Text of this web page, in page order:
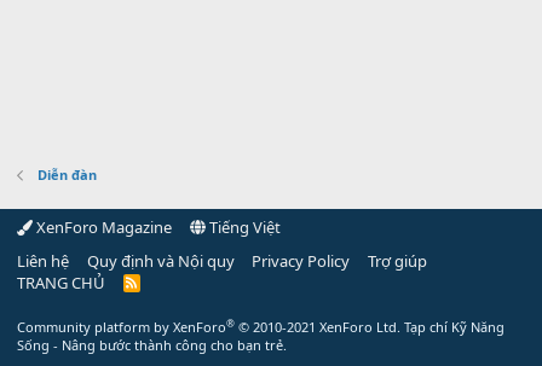
Diễn đàn
XenForo Magazine
Tiếng Việt
Liên hệ
Quy định và Nội quy Privacy Policy
Trợ giúp
TRANG CHỦ
R
Community platform by XenForo® © 2010-2021 XenForo Ltd. Tạp chí Kỹ Năng
Sống - Nâng bước thành công cho bạn trẻ.